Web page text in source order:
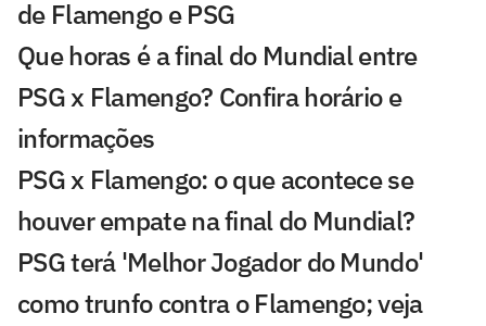
de Flamengo e PSG
Que horas é a final do Mundial entre
PSG x Flamengo? Confira horário e
informações
PSG x Flamengo: o que acontece se
houver empate na final do Mundial?
PSG terá 'Melhor Jogador do Mundo'
como trunfo contra o Flamengo; veja